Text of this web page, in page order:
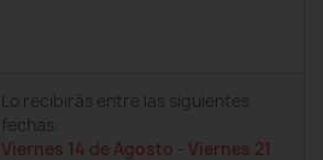
Lo recibirás entre las siguientes
fechas:
Viernes 14 de Agosto -Viernes 21